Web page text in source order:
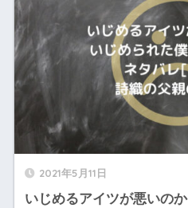
2021年5月11日
いじめるアイツが悪いの